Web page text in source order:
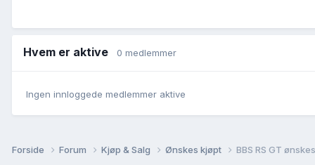
Hvem er aktive 0 medlemmer
Ingen innloggede medlemmer aktive
Forside Forum Kjøp & Salg Ønskes kjøpt BBS RS GT